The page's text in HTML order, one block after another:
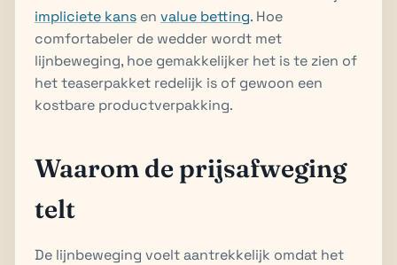
impliciete kans en value betting. Hoe
comfortabeler de wedder wordt met
lijnbeweging, hoe gemakkelijker het is te zien of
het teaserpakket redelijk is of gewoon een
kostbare productverpakking.
Waarom de prijsafweging
telt
De lijnbeweging voelt aantrekkelijk omdat het